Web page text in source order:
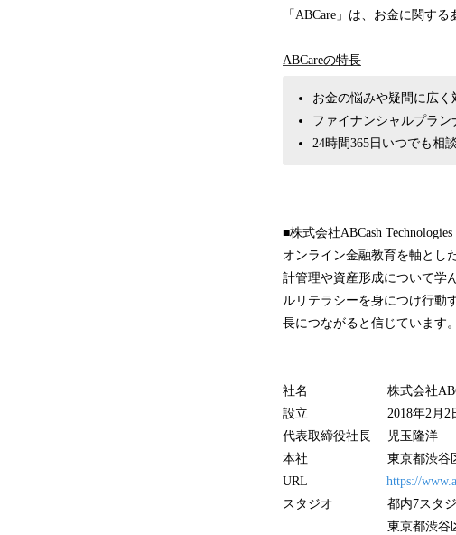
「ABCare」は、お金に関す
ABCareの特長
お金の悩みや疑問に広く
ファイナンシャルプラ
24時間365日いつでも相
■株式会社ABCash
オンライン金融教育を軸とし
計管理や資産形成について学
ルリテラシーを身につけ行動
長につながると信じています。
社名 株式会社ABCash
設立 2018年2月2
代表取締役社長 児玉隆洋
本社 東京都渋谷区道玄
URL https://
スタジオ 都内7スタジ
東京都渋谷区道玄坂